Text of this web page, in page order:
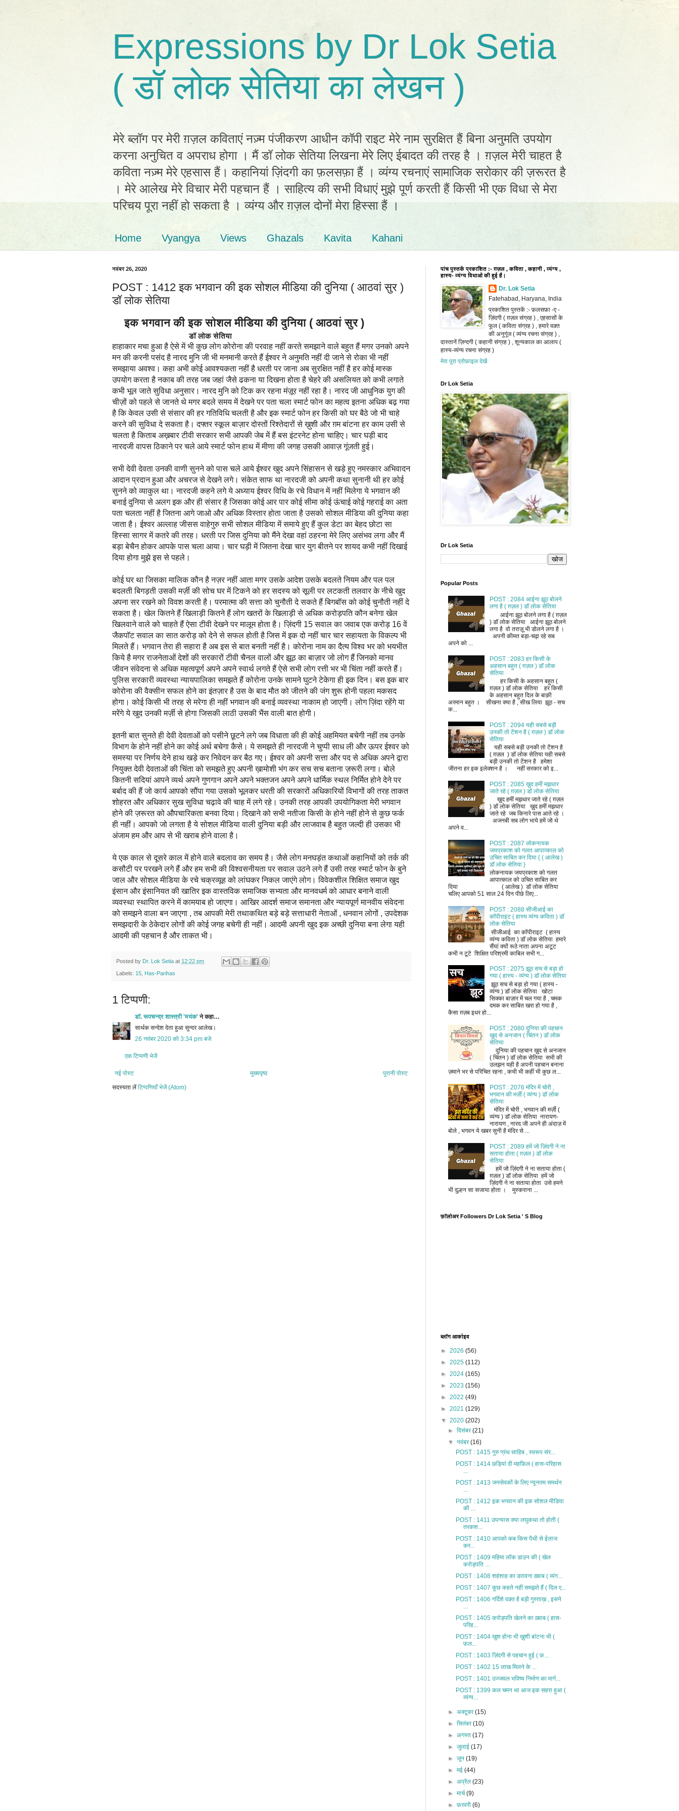
Expressions by Dr Lok Setia
( डॉ लोक सेतिया का लेखन )
मेरे ब्लॉग पर मेरी ग़ज़ल कविताएं नज़्म पंजीकरण आधीन कॉपी राइट मेरे नाम सुरक्षित हैं बिना अनुमति उपयोग
करना अनुचित व अपराध होगा । मैं डॉ लोक सेतिया लिखना मेरे लिए ईबादत की तरह है । ग़ज़ल मेरी चाहत है
कविता नज़्म मेरे एहसास हैं। कहानियां ज़िंदगी का फ़लसफ़ा हैं । व्यंग्य रचनाएं सामाजिक सरोकार की ज़रूरत है
। मेरे आलेख मेरे विचार मेरी पहचान हैं । साहित्य की सभी विधाएं मुझे पूर्ण करती हैं किसी भी एक विधा से मेरा
परिचय पूरा नहीं हो सकता है । व्यंग्य और ग़ज़ल दोनों मेरा हिस्सा हैं ।
Home Vyangya Views Ghazals Kavita Kahani
नवंबर 26, 2020
POST : 1412 इक भगवान की इक सोशल मीडिया की दुनिया ( आठवां सुर )
डॉ लोक सेतिया
इक भगवान की इक सोशल मीडिया की दुनिया ( आठवां सुर )
डॉ लोक सेतिया
हाहाकार मचा हुआ है ऐसे में भी कुछ लोग कोरोना की परवाह नहीं करते समझाने वाले बहुत हैं मगर उनको अपने
मन की करनी पसंद है नारद मुनि जी भी मनमानी करते हैं ईश्वर ने अनुमति नहीं दी जाने से रोका भी नहीं
समझाया अवश्व। कहा अभी कोई आवश्यकता नहीं है धरती पर जाना अब सुरक्षित नहीं है हर कोई मास्क
उपयोग करता है नकाब की तरह जब जहां जैसे ढकना या दिखना होता है चेहरे की असलियत को कभी लगाते
कभी भूल जाते सुविधा अनुसार। नारद मुनि को टिक कर रहना मंज़ूर नहीं रहा है। नारद जी आधुनिक युग की
चीज़ों को पहले से जानते थे मगर बदले समय में देखने पर पता चला स्मार्ट फोन का महत्व इतना अधिक बढ़ गया
है कि केवल उसी से संसार की हर गतिविधि चलती है और इक स्मार्ट फोन हर किसी को घर बैठे जो भी चाहे
करने की सुविधा दे सकता है। दफ्तर स्कूल बाज़ार दोस्तों रिश्तेदारों से ख़ुशी और ग़म बांटना हर काम उसी से
चलता है किताब अख़बार टीवी सरकार सभी आपकी जेब में हैं बस इंटरनेट होना चाहिए। चार घड़ी बाद
नारदजी वापस ठिकाने पर चले आये स्मार्ट फोन हाथ में मीणा की जगह उसकी आवाज़ गूंजती हुई।
सभी देवी देवता उनकी वाणी सुनने को पास चले आये ईश्वर खुद अपने सिंहासन से खड़े हुए नमस्कार अभिवादन
आदान प्रदान हुआ और अचरज से देखने लगे। संकेत साफ था नारदजी को अपनी कथा सुनानी थी हर कोई
सुनने को व्याकुल था। नारदजी कहने लगे ये अध्याय ईश्वर विधि के रचे विधान में नहीं मिलेगा ये भगवान की
बनाई दुनिया से अलग इक और ही संसार है जिसका कोई आर पार कोई सीमा कोई ऊंचाई कोई गहराई का अता
पता चलता नहीं है जितना आगे जाओ और अधिक विस्तार होता जाता है उसको सोशल मीडिया की दुनिया कहा
जाता है। ईश्वर अल्लाह जीसस वाहेगुरु सभी सोशल मीडिया में समाये हुए हैं कुल डेटा का बेहद छोटा सा
हिस्सा सागर में कतरे की तरह। धरती पर जिस दुनिया को मैंने देखा वहां ठहरना मेरे लिए असंभव लगा और मैं
बड़ा बेचैन होकर आपके पास चला आया। चार घड़ी में जितना देखा चार युग बीतने पर शायद कभी नहीं दिखाई
दिया होगा मुझे इस से पहले।
कोई घर था जिसका मालिक कौन है नज़र नहीं आता मगर उसके आदेश उसके बदलते नियम और पल पल
बदलती बिगड़ती उसकी मर्ज़ी की सोच घर में टिकने को हर सदस्य को सूली पर लटकती तलवार के नीचे खुद
अपना सर रखने को विवश करती है। परमात्मा की सत्ता को चुनौती दे सकते हैं बिगबॉस को कोई चुनौती नहीं दे
सकता है। खेल कितने हैं खिलाड़ी कितने हैं लोग खतरों के खिलाड़ी से अधिक करोड़पति कौन बनेगा खेल
खिलवाने वाले को चाहते हैं ऐसा टीवी देखने पर मालूम होता है। ज़िंदगी 15 सवाल का जवाब एक करोड़ 16 वें
जैकपॉट सवाल का सात करोड़ को देने से सफल होती है जिस में इक दो नहीं चार चार सहायता के विकल्प भी
मिलते हैं। भगवान तेरा ही सहारा है अब इस से बात बनती नहीं है। कोरोना नाम का दैत्य विश्व भर को भयभीत
किये है मगर राजनेताओं देशों की सरकारों टीवी चैनल वालों और झूठ का बाज़ार जो लोग हैं जिनको मानव
जीवन संवेदना से अधिक महत्वपूर्ण अपने अपने स्वार्थ लगते हैं ऐसे सभी लोग रत्ती भर भी चिंता नहीं करते हैं।
पुलिस सरकारी व्यवस्था न्यायपालिका समझते हैं कोरोना उनके सामने घुटने टेकेगा ही इक दिन। बस इक बार
कोरोना की वैक्सीन सफल होने का इंतज़ार है उस के बाद मौत को जीतने की जंग शुरू होनी पहला मकसद
होगा। कोई किसी भी तरह से मरेगा ही नहीं भगवान की बनाई व्यवस्था नाकाम हो जाएगी। लोग ज़िंदा रहेंगे या
मरेंगे ये खुद उनकी मर्ज़ी से होगा जिसकी लाठी उसकी भैंस वाली बात होगी।
इतनी बात सुनते ही देवी देवताओं को पसीने छूटने लगे जब विधाता की ही कोई अहमियत बचेगी नहीं तब उनके
विभाग के होने नहीं होने का कोई अर्थ बचेगा कैसे। ये समझते ही नारदजी ने चुप्पी साध ली और ऊपर ईश्वर को
समस्या पर निर्णय देने हाथ खड़े कर निवेदन कर बैठ गए। ईश्वर को अपनी सत्ता और पद से अधिक अपने द्वारा
नियुक्त देवी देवताओं की चिंता को समझते हुए अपनी ख़ामोशी भंग कर सच सच बताना ज़रूरी लगा। बोले
कितनी सदियां आपने व्यर्थ अपने गुणगान अपने अपने भक्तजन अपने अपने धार्मिक स्थल निर्मित होने देने पर
बर्बाद की हैं जो कार्य आपको सौंपा गया उसको भूलकर धरती की सरकारों अधिकारियों विभागों की तरह ताकत
शोहरत और अधिकार सुख सुविधा चढ़ावे की चाह में लगे रहे। उनकी तरह आपकी उपयोगिकता मेरी भगवान
होने की ज़रूरत को औपचारिकता बनवा दिया। दिखाने को सभी नतीजा किसी के होने नहीं होने से कुछ फर्क
ही नहीं। आपको जो लगता है ये सोशल मीडिया वाली दुनिया बड़ी और लाजवाब है बहुत जल्दी ही उसका भी
अंजाम हम और आप से भी खराब होने वाला है।
ये एक काल से दूसरे काल में होने वाले बदलाव का समय है। जैसे लोग मनघड़ंत कथाओं कहानियों को तर्क की
कसौटी पर परखने लगे हैं और हम सभी की विश्वसनीयता पर सवाल उठने लगे हैं उसी तरह स्मार्ट फोन के बुने
जाल और सोशल मीडिया के रचे चक्रव्यूह को लांघकर निकल जाएंगे लोग। विवेकशील शिक्षित समाज खुद
इंसान और इंसानियत की खातिर इक वास्तविक समाजिक सभ्यता और मानवधर्म को आधार बनाने वाली
व्यवस्था स्थापित करने में कामयाब हो जाएगा। आखिर आदर्श समाज समानता और न्यायपूर्ण मानवीय संवेदना
को समझने वाला बन जाएगा , तब आपकी मेरी तथाकथित बड़े बड़े सत्ताधारी नेताओं , धनवान लोगों , उपदेशक
समझदारी के ठेकेदार लोगों की कोई जगह बचेगी ही नहीं। आदमी अपनी खुद इक अच्छी दुनिया बना लेगा यही
आदमी की पहचान है और ताकत भी।
Posted by Dr. Lok Setia at 12:22 pm
Labels: 15 Has-Parihas
1 टिप्पणी:
डॉ. रूपचन्द्र शास्त्री 'मयंक' ने कहा…
सार्थक सन्देश देता हुआ सुन्दर आलेख।
26 नवंबर 2020 को 3:34 pm बजे
एक टिप्पणी भेजें
नई पोस्ट पुरानी पोस्ट
मुख्यपृष्ठ
सदस्यता लें टिप्पणियाँ भेजें (Atom)
पांच पुस्तकें प्रकाशित :- ग़ज़ल , कविता , कहानी , व्यंग्य ,
हास्य- व्यंग्य विधाओं की हुई हैं।
Dr. Lok Setia
Fatehabad, Haryana, India
प्रकाशित पुस्तकें :- फ़लसफ़ा -ए -
ज़िंदगी ( ग़ज़ल संग्रह ) , एहसासों के
फूल ( कविता संग्रह ) , हमारे वक़्त
की अनुगूंज ( व्यंग्य रचना संग्रह ) ,
दास्तानें ज़िन्दगी ( कहानी संग्रह ) , शून्यकाल का आलाप (
हास्य-व्यंग्य रचना संग्रह )
मेरा पूरा प्रोफ़ाइल देखें
Dr Lok Setia
Dr Lok Setia
Popular Posts
POST : 2084 आईना झूठ बोलने
लगा है ( ग़ज़ल ) डॉ लोक सेतिया
आईना झूठ बोलने लगा है ( ग़ज़ल
) डॉ लोक सेतिया आईना झूठ बोलने
लगा है वो तराज़ू भी डोलने लगा है ।
अपनी कीमत बड़ा-चढ़ा रहे सब
अपने को ...
POST : 2083 हर किसी के
अहसान बहुत ( ग़ज़ल ) डॉ लोक
सेतिया
हर किसी के अहसान बहुत (
ग़ज़ल ) डॉ लोक सेतिया हर किसी
के अहसान बहुत दिल के बाक़ी
अरमान बहुत । सीखना क्या है , सीख लिया झूठ - सच
क...
POST : 2094 यही सबसे बड़ी
उनकी तो टेंशन है ( ग़ज़ल ) डॉ लोक
सेतिया
यही सबसे बड़ी उनकी तो टेंशन है
( ग़ज़ल ) डॉ लोक सेतिया यही सबसे
बड़ी उनकी तो टेंशन है हमेशा
जीतना हर इक इलेक्शन है । नहीं सरकार को इ...
POST : 2085 ख़ुद हमीं मझधार
जाते रहे ( ग़ज़ल ) डॉ लोक सेतिया
ख़ुद हमीं मझधार जाते रहे ( ग़ज़ल
) डॉ लोक सेतिया ख़ुद हमीं मझधार
जाते रहे जब किनारे पास आते रहे ।
अजनबी सब लोग भाये हमें जो थे
अपने व...
POST : 2087 लोकनायक
जयप्रकाश को गलत आपात्काल को
उचित साबित कर दिया { ( आलेख )
डॉ लोक सेतिया }
लोकनायक जयप्रकाश को गलत
आपात्काल को उचित साबित कर
दिया ( आलेख ) डॉ लोक सेतिया
चलिए आपको 51 साल 24 दिन पीछे लिए...
POST : 2088 सीजीआई का
कॉपीराइट ( हास्य व्यंग्य कविता ) डॉ
लोक सेतिया
सीजीआई का कॉपीराइट ( हास्य
व्यंग्य कविता ) डॉ लोक सेतिया हमारे
सैंयां क्यों रूठे नाता अपना अटूट
कभी न टूटे शिक्षित परिश्रमी काबिल सभी ग...
POST : 2075 झूठ सच से बड़ा हो
गया ( हास्य - व्यंग्य ) डॉ लोक सेतिया
झूठ सच से बड़ा हो गया ( हास्य -
व्यंग्य ) डॉ लोक सेतिया खोटा
सिक्का बाज़ार में चल गया है , चमक
दमक कर साबित खरा हो गया है ,
कैसा ग़ज़ब इधर हो...
POST : 2080 दुनिया की पहचान
ख़ुद से अनजान ( चिंतन ) डॉ लोक
सेतिया
दुनिया की पहचान ख़ुद से अनजान
( चिंतन ) डॉ लोक सेतिया सभी की
उलझन यही है अपनी पहचान बनाना
ज़माने भर से परिचित रहना , कभी भी कहीं भी कुछ ल...
POST : 2076 मंदिर में चोरी ,
भगवान की मर्ज़ी ( व्यंग्य ) डॉ लोक
सेतिया
मंदिर में चोरी , भगवान की मर्ज़ी (
व्यंग्य ) डॉ लोक सेतिया नारायण-
नारायण , नारद जी अपने ही अंदाज़ में
बोले , भगवन ये खबर सुनी है मंदिर से ...
POST : 2089 हमें जो ज़िंदगी ने ना
सताया होता ( ग़ज़ल ) डॉ लोक
सेतिया
हमें जो ज़िंदगी ने ना सताया होता (
ग़ज़ल ) डॉ लोक सेतिया हमें जो
ज़िंदगी ने ना सताया होता उसे हमने
भी दुल्हन सा सजाया होता । मुस्कराना ...
फ़ॉलोअर Followers Dr Lok Setia ' S Blog
ब्लॉग आर्काइव
► 2026 (56)
► 2025 (112)
► 2024 (165)
► 2023 (156)
► 2022 (49)
► 2021 (129)
▼ 2020 (202)
►दिसंबर(21)
▼नवंबर(16)
POST : 1415 गुरु ग्रंथ साहिब , स्वरूप संर...
POST : 1414 छड़ियां दी महफ़िल ( हास-परिहास
POST : 1413 जनसेवकों के लिए न्यूनतम समर्थन
POST : 1412 इक भगवान की इक सोशल मीडिया
की ...
POST : 1411 उपन्यास क्या लघुकथा तो होती (
तरकश...
POST : 1410 आपको कब किस पैथी से ईलाज
कर...
POST : 1409 महिमा लॉक डाउन की ( खेल
करोड़पति ...
POST : 1408 शहंशाह का डरावना ख़्वाब ( व्यंग...
POST : 1407 कुछ कहते नहीं समझते हैं ( दिल ए...
POST : 1406 गर्दिशे वक़्त है बड़ी गुस्ताख़ , इसने
POST : 1405 करोड़पति खेलने का ख़्वाब ( हास-
परिह...
POST : 1404 खुश होना भी ख़ुशी बांटना भी (
फ़ल...
POST : 1403 ज़िंदगी से पहचान हुई ( फ़...
POST : 1402 15 लाख मिलने के ...
POST : 1401 उज्जवल भविष्य निर्माण का मार्ग...
POST : 1399 कल चमन था आज इक सहरा हुआ (
व्यंग्य...
►अक्टूबर(15)
►सितंबर(10)
►अगस्त(17)
►जुलाई(17)
►जून(19)
►मई(44)
►अप्रैल(23)
►मार्च(9)
►फ़रवरी(6)